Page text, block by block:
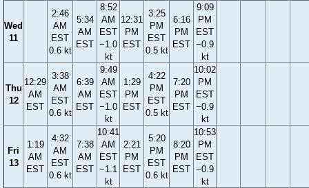
Wed
11
2:46
AM
EST
0.6 kt
5:34
AM
EST
8:52
AM
EST
−1.0
kt
12:31
PM
EST
3:25
PM
EST
0.5 kt
6:16
PM
EST
9:09
PM
EST
−0.9
kt
Thu
12
12:29
AM
EST
3:38
AM
EST
0.6 kt
6:39
AM
EST
9:49
AM
EST
−1.0
kt
1:29
PM
EST
4:22
PM
EST
0.5 kt
7:20
PM
EST
10:02
PM
EST
−0.9
kt
Fri
13
1:19
AM
EST
4:32
AM
EST
0.6 kt
7:38
AM
EST
10:41
AM
EST
−1.1
kt
2:21
PM
EST
5:20
PM
EST
0.6 kt
8:20
PM
EST
10:53
PM
EST
−0.9
kt